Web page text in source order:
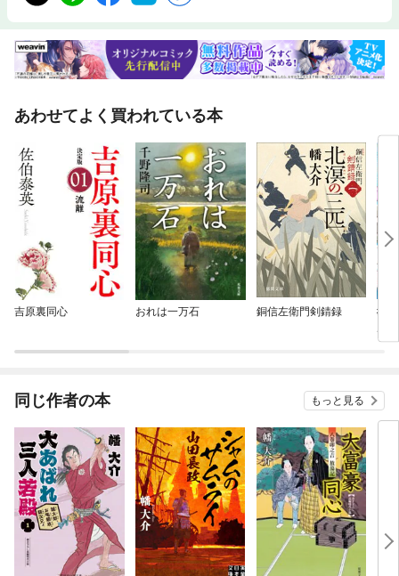
あわせてよく買われている本
吉原裏同心 おれは一万石 銅信左衛門剣錆録
#神
同じ作者の本 もっと見る